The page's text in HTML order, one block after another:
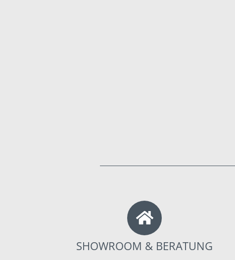
SHOWROOM & BERATUNG